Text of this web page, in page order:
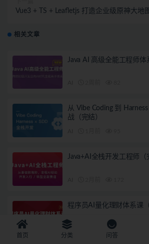
Vue3 + TS + Leafletjs 打造企业级原神大地
相关文章
Java AI 高级全能工程师体
从 Vibe Coding 到
战（完结）
Java+AI全栈开发工程师（
程序员AI量化理财体系课（
AI 317
首页
分类 问答